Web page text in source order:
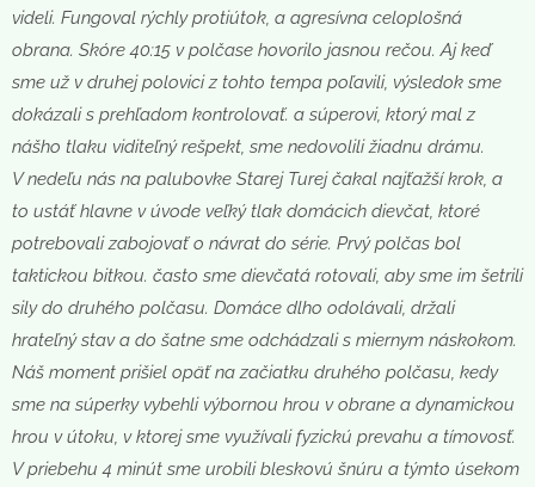
videli. Fungoval rýchly protiútok, a agresívna celoplošná
obrana. Skóre 40:15 v polčase hovorilo jasnou rečou. Aj keď
sme už v druhej polovici z tohto tempa poľavili, výsledok sme
dokázali s prehľadom kontrolovať. a súperovi, ktorý mal z
nášho tlaku viditeľný rešpekt, sme nedovolili žiadnu drámu.
V nedeľu nás na palubovke Starej Turej čakal najťažší krok, a
to ustáť hlavne v úvode veľký tlak domácich dievčat, ktoré
potrebovali zabojovať o návrat do série. Prvý polčas bol
taktickou bitkou. často sme dievčatá rotovali, aby sme im šetrili
sily do druhého polčasu. Domáce dlho odolávali, držali
hrateľný stav a do šatne sme odchádzali s miernym náskokom.
Náš moment prišiel opäť na začiatku druhého polčasu, kedy
sme na súperky vybehli výbornou hrou v obrane a dynamickou
hrou v útoku, v ktorej sme využívali fyzickú prevahu a tímovosť.
V priebehu 4 minút sme urobili bleskovú šnúru a týmto úsekom